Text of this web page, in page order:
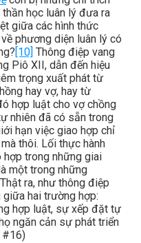
học luân lý đưa ra
giữa các hình thức
phương diện luân lý có
[10] Thông điệp vang
Piô XII, dẫn đến hiệu
trọng xuất phát từ
hay vợ, hay từ
hợp luật cho vợ chồng
nhiên đã có sẵn trong
hạn việc giao hợp chỉ
thôi. Lối thực hành
hợp trong những giai
một trong những
ra, như thông điệp
hai trường hợp:
hợp luật, sự xếp đặt tự
ngăn cản sự phát triển
#16)